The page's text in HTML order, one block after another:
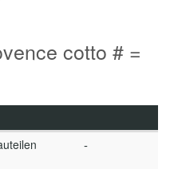
cotto # =
-